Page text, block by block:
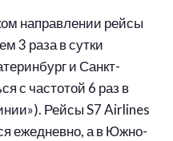
направлении рейсы
3 раза в сутки
и Санкт-
с частотой 6 раз в
Рейсы S7 Airlines
ежедневно, а в Южно-